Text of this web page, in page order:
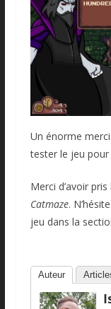
Un énorme
tester le jeu
Merci d’avoir
Catmaze.
jeu dans la
Auteur